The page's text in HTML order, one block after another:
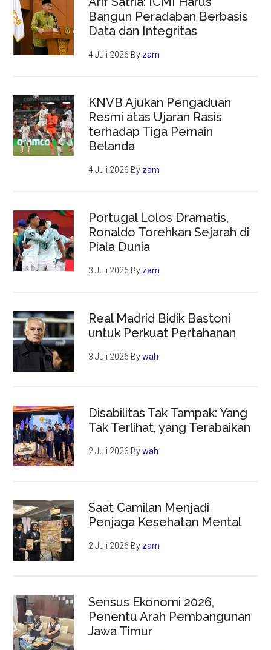
Bangun Peradaban Berbasis
Data dan Integritas
4 Juli 2026 By zam
KNVB Ajukan Pengaduan
Resmi atas Ujaran Rasis
terhadap Tiga Pemain
Belanda
4 Juli 2026 By zam
Portugal Lolos Dramatis,
Ronaldo Torehkan Sejarah di
Piala Dunia
3 Juli 2026 By zam
Real Madrid Bidik Bastoni
untuk Perkuat Pertahanan
3 Juli 2026 Bywah
Disabilitas Tak Tampak: Yang
Tak Terlihat, yang Terabaikan
2 Juli 2026 Bywah
Saat Camilan Menjadi
Penjaga Kesehatan Mental
2 Juli 2026 By zam
Sensus Ekonomi 2026,
Penentu Arah Pembangunan
Jawa Timur